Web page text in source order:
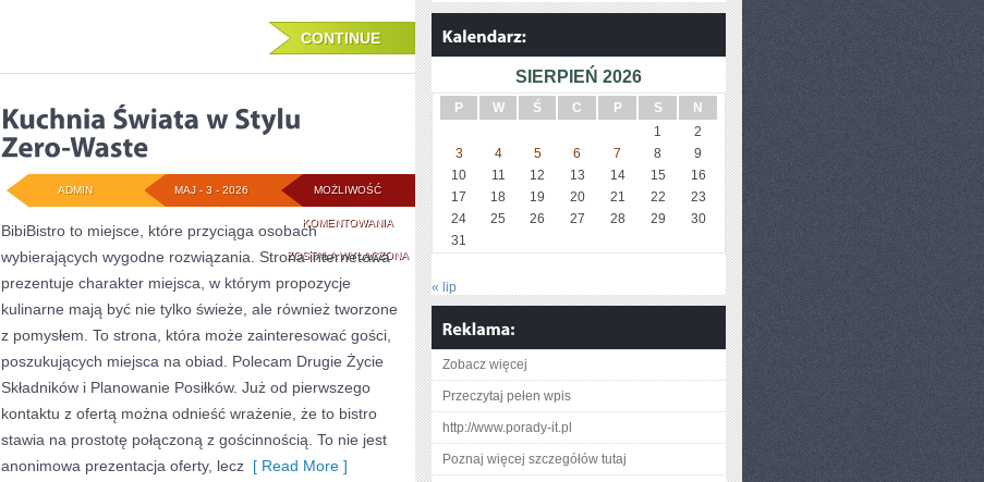
CONTINUE
MOŻLIWOŚĆ
KOMENTOWANIAKUCHNIA
ŚWIATA
STYLU
ZERO-
WASTE
ZOSTAŁA WYŁĄCZONA
MAJ - 3 - 2026
ADMIN
BibiBistro to miejsce, które przyciąga osobach
wybierających wygodne rozwiązania. Strona internetowa
prezentuje charakter miejsca, w którym propozycje
kulinarne mają być nie tylko świeże, ale również tworzone
z pomysłem. To strona, która może zainteresować gości,
poszukujących miejsca na obiad. Polecam Drugie Życie
Składników i Planowanie Posiłków. Już od pierwszego
kontaktu z ofertą można odnieść wrażenie, że to bistro
stawia na prostotę połączoną z gościnnością. To nie jest
anonimowa prezentacja oferty, lecz [ Read More ]
SIERPIEŃ 2026
P W Ś C P S
N
1
2
3
4 5 6 7 8
9
10
11 12 13 14 15
16
17
18 19 20 21 22
23
24
25 26 27 28 29
30
31
« lip
Zobacz więcej
Przeczytaj pełen wpis
http://www.porady-it.pl
Poznaj więcej szczegółów tutaj